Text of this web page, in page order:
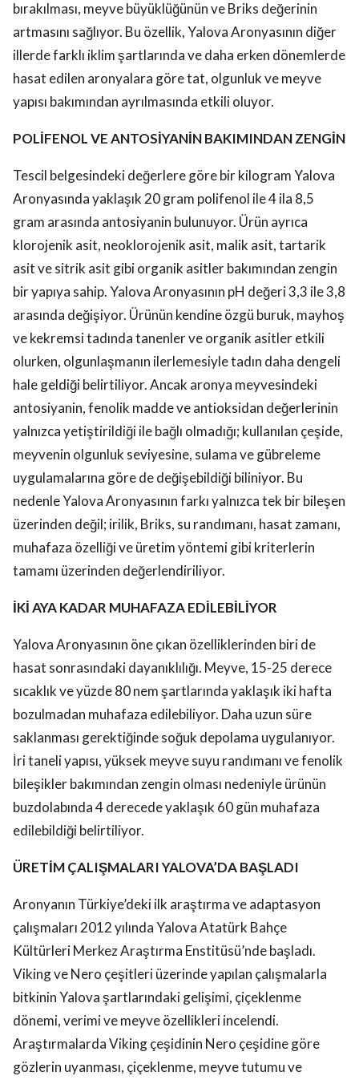
bırakılması, meyve büyüklüğünün ve Briks değerinin
artmasını sağlıyor. Bu özellik, Yalova Aronyasının diğer
illerde farklı iklim şartlarında ve daha erken dönemlerde
hasat edilen aronyalara göre tat, olgunluk ve meyve
yapısı bakımından ayrılmasında etkili oluyor.
POLİFENOL VE ANTOSİYANİN BAKIMINDAN ZENGİN
Tescil belgesindeki değerlere göre bir kilogram Yalova
Aronyasında yaklaşık 20 gram polifenol ile 4 ila 8,5
gram arasında antosiyanin bulunuyor. Ürün ayrıca
klorojenik asit, neoklorojenik asit, malik asit, tartarik
asit ve sitrik asit gibi organik asitler bakımından zengin
bir yapıya sahip. Yalova Aronyasının pH değeri 3,3 ile 3,8
arasında değişiyor. Ürünün kendine özgü buruk, mayhoş
ve kekremsi tadında tanenler ve organik asitler etkili
olurken, olgunlaşmanın ilerlemesiyle tadın daha dengeli
hale geldiği belirtiliyor. Ancak aronya meyvesindeki
antosiyanin, fenolik madde ve antioksidan değerlerinin
yalnızca yetiştirildiği ile bağlı olmadığı; kullanılan çeşide,
meyvenin olgunluk seviyesine, sulama ve gübreleme
uygulamalarına göre de değişebildiği biliniyor. Bu
nedenle Yalova Aronyasının farkı yalnızca tek bir bileşen
üzerinden değil; irilik, Briks, su randımanı, hasat zamanı,
muhafaza özelliği ve üretim yöntemi gibi kriterlerin
tamamı üzerinden değerlendiriliyor.
İKİ AYA KADAR MUHAFAZA EDİLEBİLİYOR
Yalova Aronyasının öne çıkan özelliklerinden biri de
hasat sonrasındaki dayanıklılığı. Meyve, 15-25 derece
sıcaklık ve yüzde 80 nem şartlarında yaklaşık iki hafta
bozulmadan muhafaza edilebiliyor. Daha uzun süre
saklanması gerektiğinde soğuk depolama uygulanıyor.
İri taneli yapısı, yüksek meyve suyu randımanı ve fenolik
bileşikler bakımından zengin olması nedeniyle ürünün
buzdolabında 4 derecede yaklaşık 60 gün muhafaza
edilebildiği belirtiliyor.
ÜRETİM ÇALIŞMALARI YALOVA’DA BAŞLADI
Aronyanın Türkiye’deki ilk araştırma ve adaptasyon
çalışmaları 2012 yılında Yalova Atatürk Bahçe
Kültürleri Merkez Araştırma Enstitüsü’nde başladı.
Viking ve Nero çeşitleri üzerinde yapılan çalışmalarla
bitkinin Yalova şartlarındaki gelişimi, çiçeklenme
dönemi, verimi ve meyve özellikleri incelendi.
Araştırmalarda Viking çeşidinin Nero çeşidine göre
gözlerin uyanması, çiçeklenme, meyve tutumu ve